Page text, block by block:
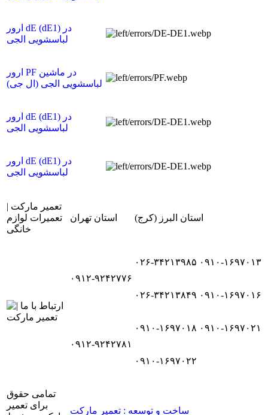
ارور dE (dE1) در
لباسشویی الجی
ارور PF در ماشین
لباسشویی الجی (ال جی)
ارور dE (dE1) در
لباسشویی الجی
ارور dE (dE1) در
لباسشویی الجی
تعمیر مارکت |
تعمیرات لوازم
خانگی
استان تهران استان البرز (کرج)
۰۹۱۲-۹۲۴۲۷۷۶
۰۲۶-۳۴۲۱۳۹۸۵ ۰۹۱۰-۱۶۹۷۰۱۳
۰۲۶-۳۴۲۱۳۸۴۹ ۰۹۱۰-۱۶۹۷۰۱۶
۰۹۱۲-۹۲۴۲۷۸۱
۰۹۱۰-۱۶۹۷۰۱۸ ۰۹۱۰-۱۶۹۷۰۲۱
۰۹۱۰-۱۶۹۷۰۲۲
تمامی حقوق
برای تعمیر
ساخت و توسعه : تعمیر مارکت